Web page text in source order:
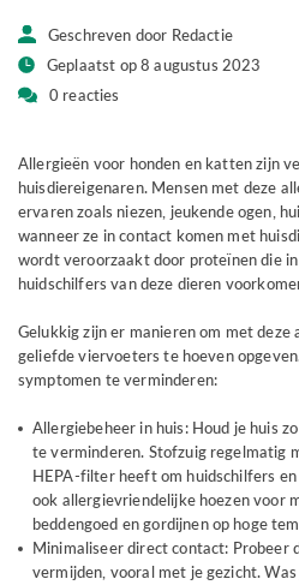
Geschreven door Redactie
Geplaatst op 8 augustus 2023
0 reacties
Allergieën voor honden en katten zijn
huisdiereigenaren. Mensen met deze
ervaren zoals niezen, jeukende ogen,
wanneer ze in contact komen met
wordt veroorzaakt door proteïnen die
huidschilfers van deze dieren
Gelukkig zijn er manieren om met deze
geliefde viervoeters te hoeven
symptomen te verminderen:
Allergiebeheer in huis: Houd je huis
te verminderen. Stofzuig regelmatig
HEPA-filter heeft om huidschilfers
ook allergievriendelijke hoezen voor
beddengoed en gordijnen op hoge
Minimaliseer direct contact: Probeer
vermijden, vooral met je gezicht.